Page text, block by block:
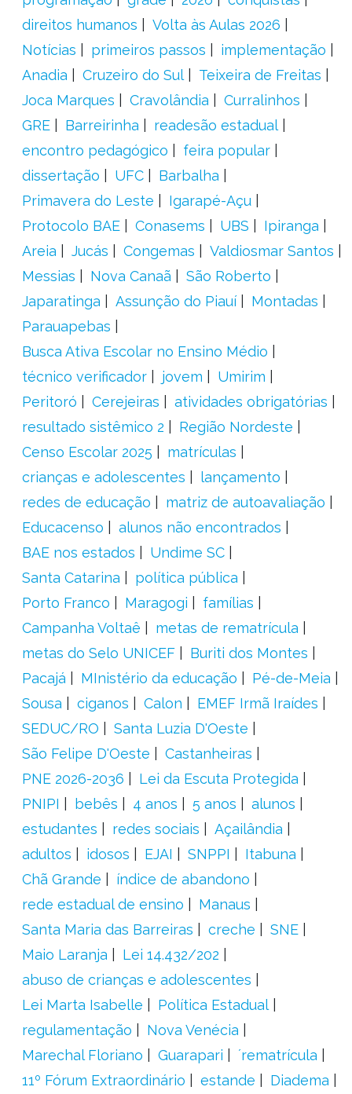
direitos humanos
Volta às Aulas 2026
Notícias
primeiros passos
implementação
Anadia
Cruzeiro do Sul
Teixeira de Freitas
Joca Marques
Cravolândia
Curralinhos
GRE
Barreirinha
readesão estadual
encontro pedagógico
feira popular
dissertação
UFC
Barbalha
Primavera do Leste
Igarapé-Açu
Protocolo BAE
Conasems UBS
Ipiranga
Areia
Jucás Congemas
Valdiosmar Santos
Messias
Nova Canaã
São Roberto
Japaratinga
Assunção do Piauí
Montadas
Parauapebas
Busca Ativa Escolar no Ensino Médio
técnico verificador
jovem
Umirim
Peritoró
Cerejeiras
atividades obrigatórias
resultado sistêmico 2
Região Nordeste
Censo Escolar 2025
matrículas
crianças e adolescentes
lançamento
redes de educação
matriz de autoavaliação
Educacenso
alunos não encontrados
BAE nos estados
Undime SC
Santa Catarina
política pública
Porto Franco
Maragogi
famílias
Campanha Voltaê
metas de rematrícula
metas do Selo UNICEF
Buriti dos Montes
Pacajá
MInistério da educação
Pé-de-Meia
Sousa
ciganos Calon
EMEF Irmã Iraídes
SEDUC/RO
Santa Luzia D'Oeste
São Felipe D'Oeste
Castanheiras
PNE 2026-2036
Lei da Escuta Protegida
PNIPI
bebês 4 anos 5 anos
alunos
estudantes
redes sociais
Açailândia
adultos
idosos EJAI SNPPI
Itabuna
Chã Grande
índice de abandono
rede estadual de ensino
Manaus
Santa Maria das Barreiras
creche
SNE
Maio Laranja
Lei 14.432/202
abuso de crianças e adolescentes
Lei Marta Isabelle
Política Estadual
regulamentação
Nova Venécia
Marechal Floriano
Guarapari
´rematrícula
11º Fórum Extraordinário
estande
Diadema